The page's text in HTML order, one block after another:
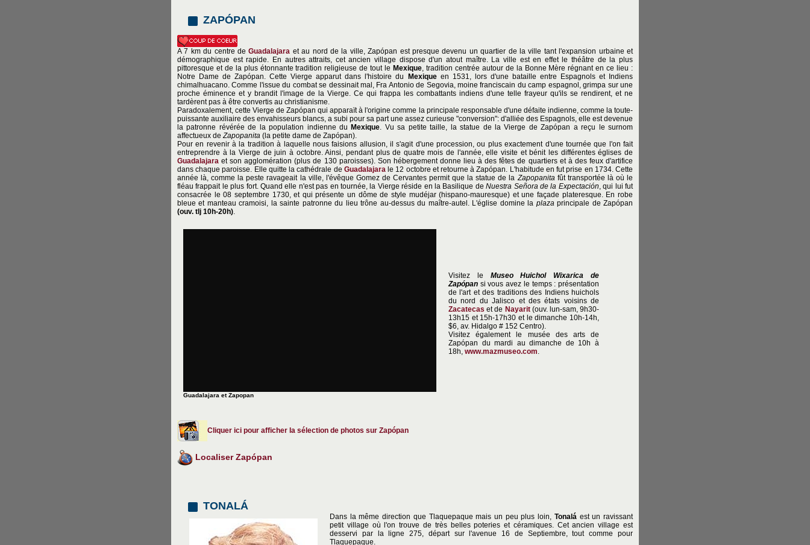
ZAPÓPAN
A 7 km du centre deGuadalajara et au nord de la ville, Zapópan est presque devenu un quartier de la ville tant l'expansion urbaine et
démographique est rapide. En autres attraits, cet ancien village dispose d'un atout maître. La ville est en effet le théâtre de la plus
pittoresque et de la plus étonnante tradition religieuse de tout le Mexique, tradition centrée autour de la Bonne Mère régnant en ce lieu :
Notre Dame de Zapópan. Cette Vierge apparut dans l'histoire du
Mexiqueen 1531, lors d'une bataille entre Espagnols et Indiens
chimalhuacano. Comme l'issue du combat se dessinait mal, Fra Antonio de Segovia, moine franciscain du camp espagnol, grimpa sur une
proche éminence et y brandit l'image de la Vierge. Ce qui frappa les combattants indiens d'une telle frayeur qu'ils se rendirent, et ne
tardèrent pas à être convertis au christianisme.
Paradoxalement, cette Vierge de Zapópan qui apparaït à l'origine comme la principale responsable d'une défaite indienne, comme la toute-
puissante auxiliaire des envahisseurs blancs, a subi pour sa part une assez curieuse "conversion": d'alliée des Espagnols, elle est devenue
la patronne révérée de la population indienne du Mexique. Vu sa petite taille, la statue de la Vierge de Zapópan a reçu le surnom
affectueux deZapopanita (la petite dame de Zapópan).
Pour en revenir à la tradition à laquelle nous faisions allusion, il s'agit d'une procession, ou plus exactement d'une tournée que l'on fait
entreprendre à la Vierge de juin à octobre. Ainsi, pendant plus de quatre mois de l'année, elle visite et bénit les différentes églises de
Guadalajara et son agglomération (plus de 130 paroisses). Son hébergement donne lieu à des fêtes de quartiers et à des feux d'artifice
dans chaque paroisse. Elle quitte la cathédrale de Guadalajarale 12 octobre et retourne à Zapópan. L'habitude en fut prise en 1734. Cette
année là, comme la peste ravageait la ville, l'évêque Gomez de Cervantes permit que la statue de laZapopanitafût transportée là où le
fléau frappait le plus fort. Quand elle n'est pas en tournée, la Vierge réside en la Basilique deNuestra Señora de la Expectación, qui lui fut
consacrée le 08 septembre 1730, et qui présente un dôme de style mudéjar (hispano-mauresque) et une façade plateresque. En robe
bleue et manteau cramoisi, la sainte patronne du lieu trône au-dessus du maître-autel. L'église domine la plazaprincipale de Zapópan
(ouv. tlj 10h-20h).
Guadalajara et Zapopan
Visitez le Museo Huichol Wixarica de
Zapópan si vous avez le temps : présentation
de l'art et des traditions des Indiens huichols
du nord du Jalisco et des états voisins de
Zacatecas et de Nayarit(ouv. lun-sam, 9h30-
13h15 et 15h-17h30 et le dimanche 10h-14h,
$6, av. Hidalgo # 152 Centro).
Visitez également le musée des arts de
Zapópan du mardi au dimanche de 10h à
18h, www.mazmuseo.com.
Cliquer ici pour afficher la sélection de photos sur Zapópan
Localiser Zapópan
TONALÁ
Dans la même direction que Tlaquepaque mais un peu plus loin, Tonaláest un ravissant
petit village où l'on trouve de très belles poteries et céramiques. Cet ancien village est
desservi par la ligne 275, départ sur l'avenue 16 de Septiembre, tout comme pour
Tlaquepaque.